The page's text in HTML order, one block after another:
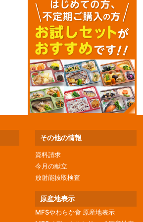
その他の情報
資料請求
今月の献立
放射能抜取検査
原産地表示
MFSやわらか食 原産地表示